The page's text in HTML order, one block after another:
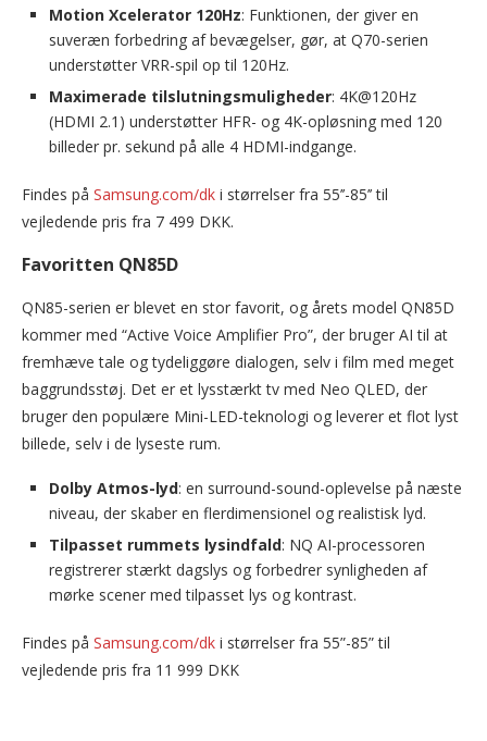
Motion Xcelerator 120Hz: Funktionen, der giver en
suveræn forbedring af bevægelser, gør, at Q70-serien
understøtter VRR-spil op til 120Hz.
Maximerade tilslutningsmuligheder: 4K@120Hz
(HDMI 2.1) understøtter HFR- og 4K-opløsning med 120
billeder pr. sekund på alle 4 HDMI-indgange.
Findes på Samsung.com/dk i størrelser fra 55’’-85’’ til
vejledende pris fra 7 499 DKK.
Favoritten QN85D
QN85-serien er blevet en stor favorit, og årets model QN85D
kommer med “Active Voice Amplifier Pro”, der bruger AI til at
fremhæve tale og tydeliggøre dialogen, selv i film med meget
baggrundsstøj. Det er et lysstærkt tv med Neo QLED, der
bruger den populære Mini-LED-teknologi og leverer et flot lyst
billede, selv i de lyseste rum.
Dolby Atmos-lyd: en surround-sound-oplevelse på næste
niveau, der skaber en flerdimensionel og realistisk lyd.
Tilpasset rummets lysindfald: NQ AI-processoren
registrerer stærkt dagslys og forbedrer synligheden af
mørke scener med tilpasset lys og kontrast.
Findes på Samsung.com/dk i størrelser fra 55”-85” til
vejledende pris fra 11 999 DKK